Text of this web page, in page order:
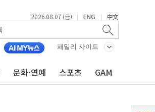
2026.08.07 (금) | ENG | 中文
패밀리 사이트
문화·연예 스포츠 GAM